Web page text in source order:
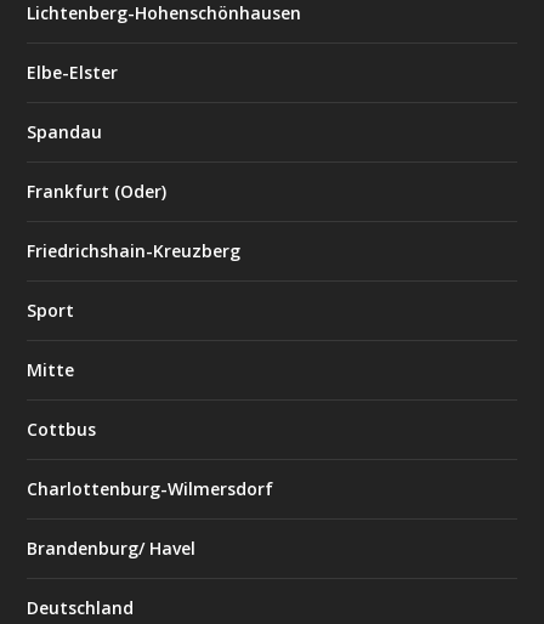
Lichtenberg-Hohenschönhausen
Elbe-Elster
Spandau
Frankfurt (Oder)
Friedrichshain-Kreuzberg
Sport
Mitte
Cottbus
Charlottenburg-Wilmersdorf
Brandenburg/ Havel
Deutschland